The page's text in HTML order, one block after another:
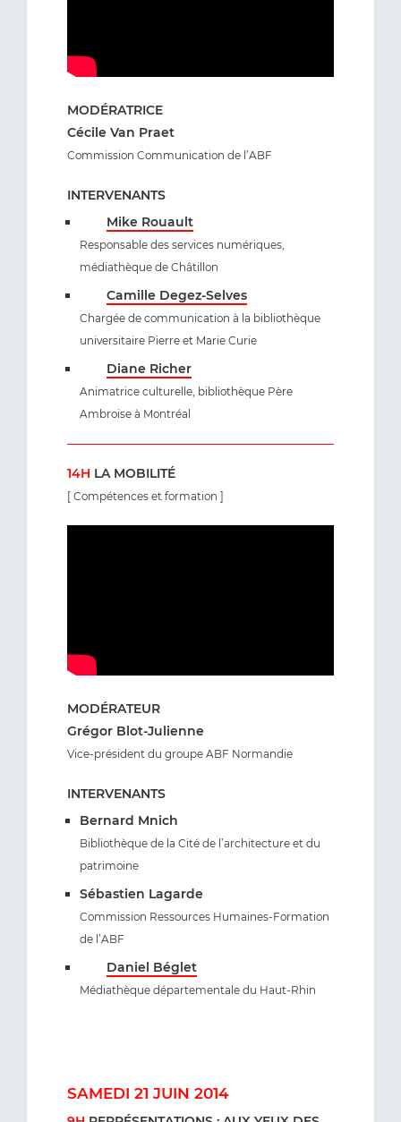
MODÉRATRICE
Cécile Van Praet
Commission Communication de l’ABF
INTERVENANTS
Mike Rouault
Responsable des services numériques,
médiathèque de Châtillon
Camille Degez-Selves
Chargée de communication à la bibliothèque
universitaire Pierre et Marie Curie
Diane Richer
Animatrice culturelle, bibliothèque Père
Ambroise à Montréal
14H LA MOBILITÉ
[ Compétences et formation ]
MODÉRATEUR
Grégor Blot-Julienne
Vice-président du groupe ABF Normandie
INTERVENANTS
Bernard Mnich
Bibliothèque de la Cité de l’architecture et du
patrimoine
Sébastien Lagarde
Commission Ressources Humaines-Formation
de l’ABF
Daniel Béglet
Médiathèque départementale du Haut-Rhin
SAMEDI 21 JUIN 2014